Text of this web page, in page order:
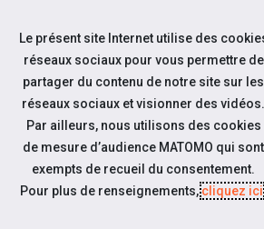
Aller au contenu
Qui sommes-nous ?
TOUT SAVOIR SUR
Le présent site Internet utilise des
réseaux sociaux pour vous permettre de
partager du contenu de notre site sur les
réseaux sociaux et visionner des vidéos.
Par ailleurs, nous utilisons des cookies
de mesure d’audience MATOMO qui sont
exempts de recueil du consentement.
Pour plus de renseignements,cliquez ici